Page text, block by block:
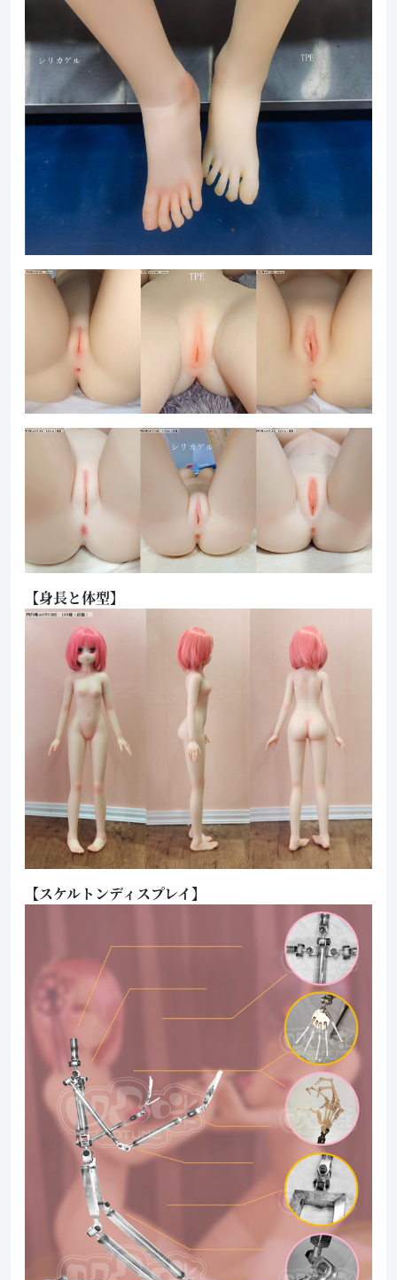
【身長と体型】
【スケルトンディスプレイ】